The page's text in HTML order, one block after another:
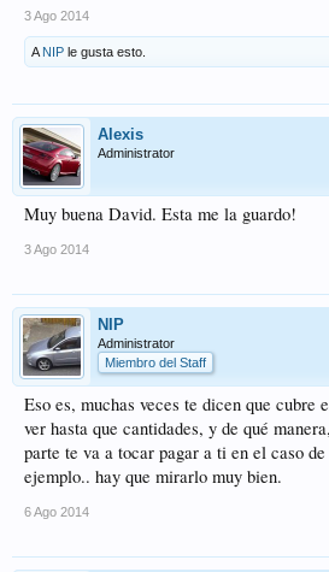
3 Ago 2014
A NIP le gusta esto.
Alexis
Administrator
Muy buena David. Esta me la guardo!
3 Ago 2014
NIP
Administrator
Miembro del Staff
Eso es, muchas veces te dicen que cubre
ver hasta que cantidades, y de qué
parte te va a tocar pagar a ti en el caso
ejemplo.. hay que mirarlo muy bien.
6 Ago 2014